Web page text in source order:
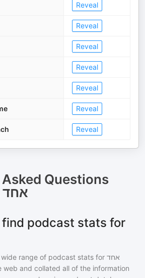
Reveal
Reveal
Reveal
Reveal
Reveal
Reveal
Reveal
Questions
אחד
find podcast stats for
range of podcast stats for אחד
web and collated all of the information